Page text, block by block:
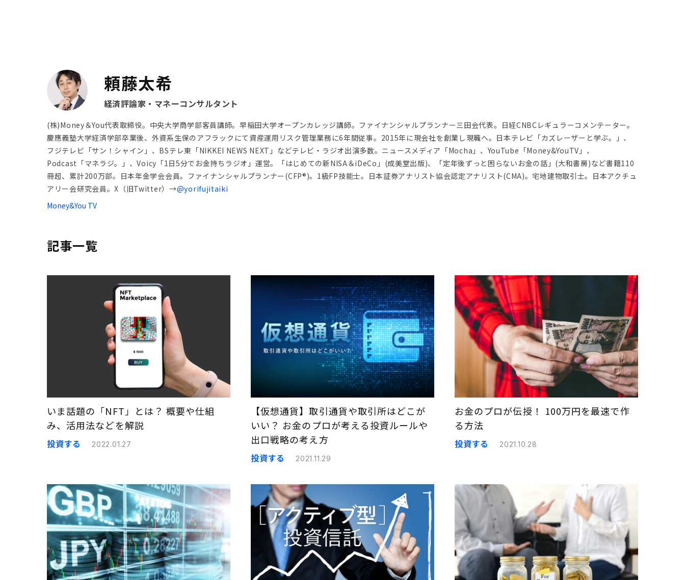
頼藤太希
経済評論家・マネーコンサルタント
(株)Money＆You代表取締役。中央大学商学部客員講師。早稲田大学オープンカレッジ講師。ファイナンシャルプランナー三田会代表。日経CNBCレギュラーコメンテーター。
慶應義塾大学経済学部卒業後、外資系生保のアフラックにて資産運用リスク管理業務に6年間従事。2015年に現会社を創業し現職へ。日本テレビ「カズレーザーと学ぶ。」、
フジテレビ「サン！シャイン」、BSテレ東「NIKKEI NEWS NEXT」などテレビ・ラジオ出演多数。ニュースメディア「Mocha」、YouTube「Money&YouTV」、
Podcast「マネラジ。」、Voicy「1日5分でお金持ちラジオ」運営。「はじめての新NISA＆iDeCo」(成美堂出版)、「定年後ずっと困らないお金の話」(大和書房)など書籍110
冊超、累計200万部。日本年金学会会員。ファイナンシャルプランナー(CFP®)。1級FP技能士。日本証券アナリスト協会認定アナリスト(CMA)。宅地建物取引士。日本アクチュ
アリー会研究会員。X（旧Twitter）→@yorifujitaiki
Money&You TV
記事一覧
いま話題の「NFT」とは？ 概要や仕組
み、活用法などを解説
投資する 2022.01.27
【仮想通貨】取引通貨や取引所はどこが
いい？ お金のプロが考える投資ルールや
出口戦略の考え方
投資する 2021.11.29
お金のプロが伝授！ 100万円を最速で作
る方法
投資する 2021.10.28